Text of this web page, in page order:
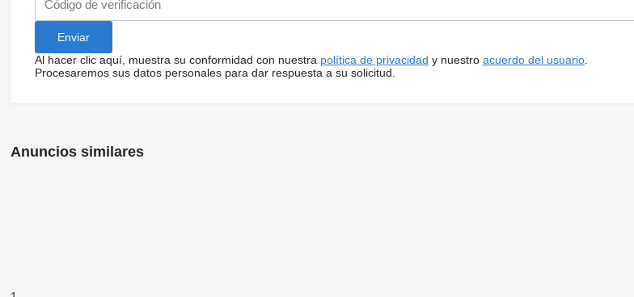
Al hacer clic aquí, muestra su conformidad con nuestra política de privacidad y nuestro acuerdo del usuario.
Procesaremos sus datos personales para dar respuesta a su solicitud.
Anuncios similares